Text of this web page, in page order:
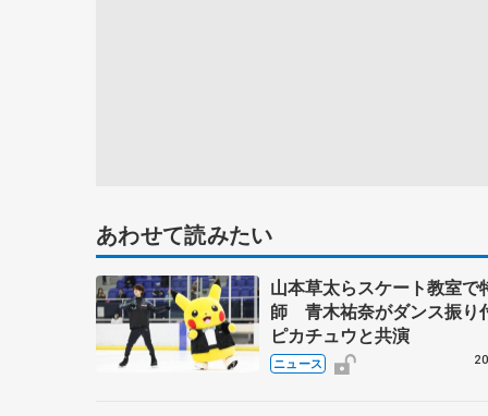
あわせて読みたい
山本草太らスケート教室で
師 青木祐奈がダンス振り
ピカチュウと共演
ニュース